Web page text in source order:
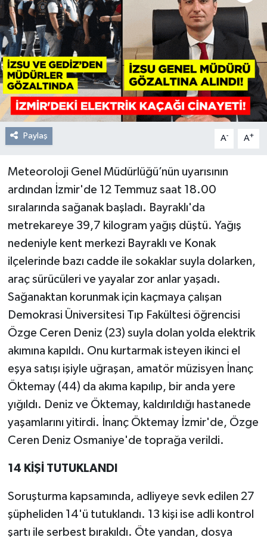
Paylaş A- A+
Meteoroloji Genel Müdürlüğü’nün uyarısının
ardından İzmir'de 12 Temmuz saat 18.00
sıralarında sağanak başladı. Bayraklı'da
metrekareye 39,7 kilogram yağış düştü. Yağış
nedeniyle kent merkezi Bayraklı ve Konak
ilçelerinde bazı cadde ile sokaklar suyla dolarken,
araç sürücüleri ve yayalar zor anlar yaşadı.
Sağanaktan korunmak için kaçmaya çalışan
Demokrasi Üniversitesi Tıp Fakültesi öğrencisi
Özge Ceren Deniz (23) suyla dolan yolda elektrik
akımına kapıldı. Onu kurtarmak isteyen ikinci el
eşya satışı işiyle uğraşan, amatör müzisyen İnanç
Öktemay (44) da akıma kapılıp, bir anda yere
yığıldı. Deniz ve Öktemay, kaldırıldığı hastanede
yaşamlarını yitirdi. İnanç Öktemay İzmir'de, Özge
Ceren Deniz Osmaniye'de toprağa verildi.
14 KİŞİ TUTUKLANDI
Soruşturma kapsamında, adliyeye sevk edilen 27
şüpheliden 14'ü tutuklandı. 13 kişi ise adli kontrol
şartı ile serbest bırakıldı. Öte yandan, dosya